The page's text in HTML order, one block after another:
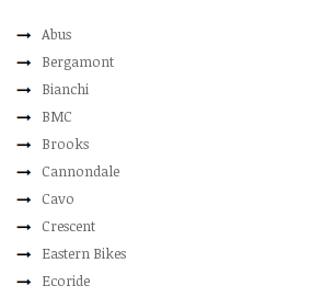
Abus
Bergamont
Bianchi
BMC
Brooks
Cannondale
Cavo
Crescent
Eastern Bikes
Ecoride